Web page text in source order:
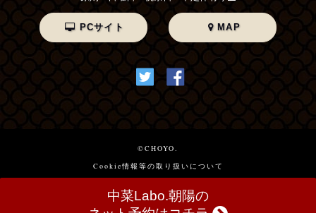
PCサイト MAP
©CHOYO.
Cookie情報等の取り扱いについて
中菜Labo.朝陽の